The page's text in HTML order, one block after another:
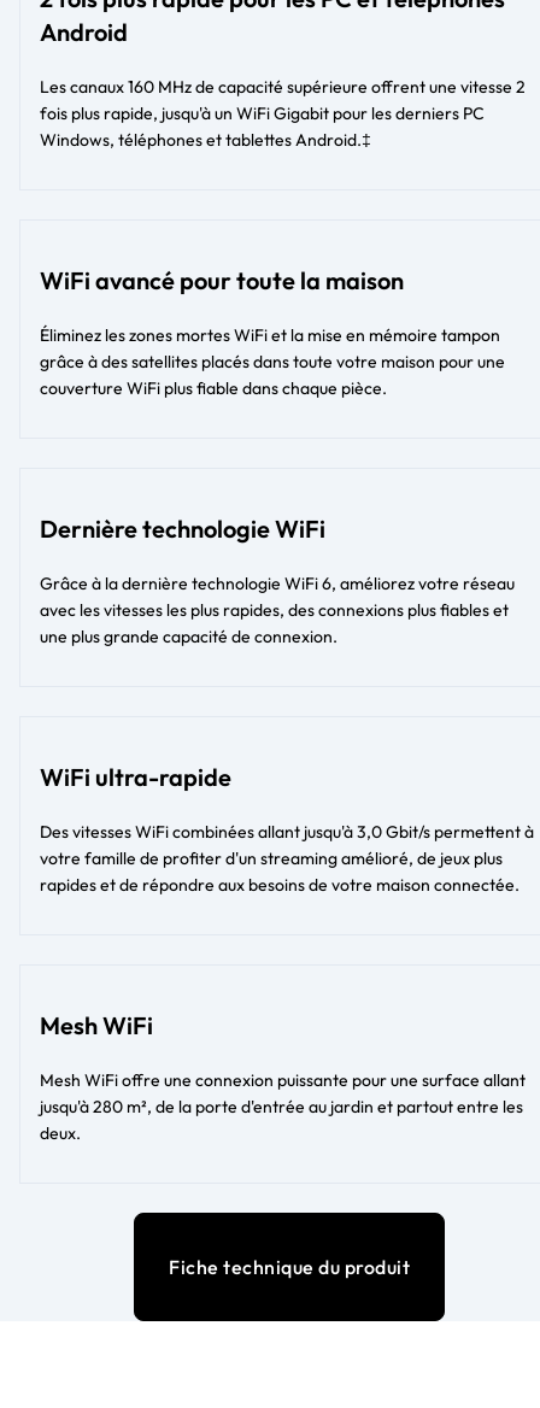
Android
Les canaux 160 MHz de capacité supérieure offrent une vitesse 2
fois plus rapide, jusqu'à un WiFi Gigabit pour les derniers PC
Windows, téléphones et tablettes Android.‡
WiFi avancé pour toute la maison
Éliminez les zones mortes WiFi et la mise en mémoire tampon
grâce à des satellites placés dans toute votre maison pour une
couverture WiFi plus fiable dans chaque pièce.
Dernière technologie WiFi
Grâce à la dernière technologie WiFi 6, améliorez votre réseau
avec les vitesses les plus rapides, des connexions plus fiables et
une plus grande capacité de connexion.
WiFi ultra-rapide
Des vitesses WiFi combinées allant jusqu'à 3,0 Gbit/s permettent à
votre famille de profiter d'un streaming amélioré, de jeux plus
rapides et de répondre aux besoins de votre maison connectée.
Mesh WiFi
Mesh WiFi offre une connexion puissante pour une surface allant
jusqu'à 280 m², de la porte d'entrée au jardin et partout entre les
deux.
Fiche technique du produit